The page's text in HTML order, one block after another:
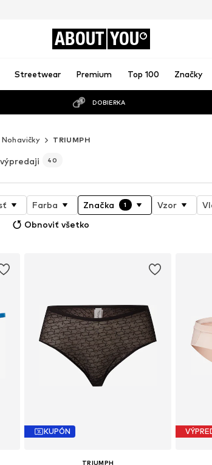
ABOUT YOU
Streetwear Premium Top 100 Značky
DOBIERKA
Nohavičky TRIUMPH
40
Farba Značka 1 Vzor
Obnoviť všetko
KUPÓN
TRIUMPH